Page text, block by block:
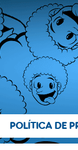
POLÍTICA DE